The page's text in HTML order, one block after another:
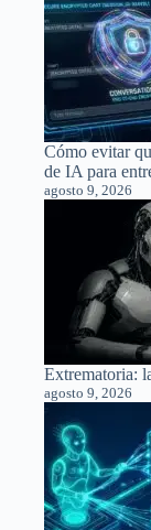
Cómo evitar
de IA para
agosto 9, 2026
Extrematoria:
agosto 9, 2026